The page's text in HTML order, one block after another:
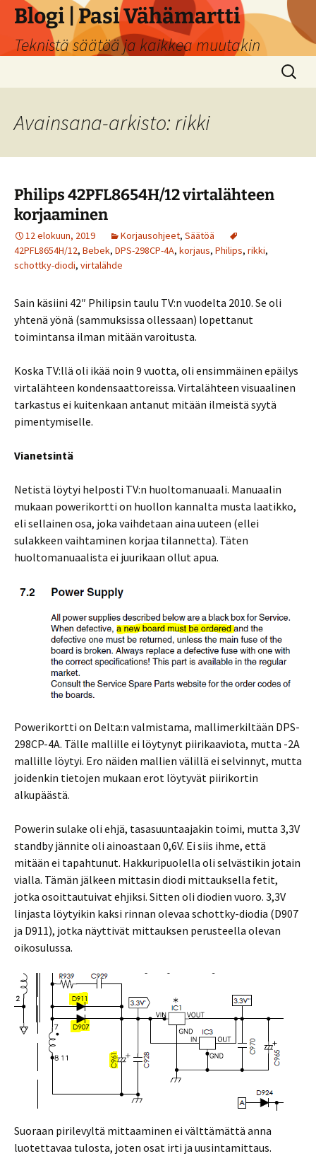
Siirry
sisältöön
Blogi | Pasi Vähämartti
Teknistä säätöä ja kaikkea muutakin
Haku:
Avainsana-arkisto: rikki
Philips 42PFL8654H/12 virtalähteen
korjaaminen
12 elokuun, 2019 Korjausohjeet, Säätöä
42PFL8654H/12, Bebek, DPS-298CP-4A, korjaus, Philips, rikki,
schottky-diodi, virtalähde
Sain käsiini 42″ Philipsin taulu TV:n vuodelta 2010. Se oli
yhtenä yönä (sammuksissa ollessaan) lopettanut
toimintansa ilman mitään varoitusta.
Koska TV:llä oli ikää noin 9 vuotta, oli ensimmäinen epäilys
virtalähteen kondensaattoreissa. Virtalähteen visuaalinen
tarkastus ei kuitenkaan antanut mitään ilmeistä syytä
pimentymiselle.
Vianetsintä
Netistä löytyi helposti TV:n huoltomanuaali. Manuaalin
mukaan powerikortti on huollon kannalta musta laatikko,
eli sellainen osa, joka vaihdetaan aina uuteen (ellei
sulakkeen vaihtaminen korjaa tilannetta). Täten
huoltomanuaalista ei juurikaan ollut apua.
Powerikortti on Delta:n valmistama, mallimerkiltään DPS-
298CP-4A. Tälle mallille ei löytynyt piirikaaviota, mutta -2A
mallille löytyi. Ero näiden mallien välillä ei selvinnyt, mutta
joidenkin tietojen mukaan erot löytyvät piirikortin
alkupäästä.
Powerin sulake oli ehjä, tasasuuntaajakin toimi, mutta 3,3V
standby jännite oli ainoastaan 0,6V. Ei siis ihme, että
mitään ei tapahtunut. Hakkuripuolella oli selvästikin jotain
vialla. Tämän jälkeen mittasin diodi mittauksella fetit,
jotka osoittautuivat ehjiksi. Sitten oli diodien vuoro. 3,3V
linjasta löytyikin kaksi rinnan olevaa schottky-diodia (D907
ja D911), jotka näyttivät mittauksen perusteella olevan
oikosulussa.
Suoraan pirilevyltä mittaaminen ei välttämättä anna
luotettavaa tulosta, joten osat irti ja uusintamittaus.